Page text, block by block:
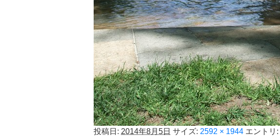
投稿日: 2014年8月5日 サイズ: 2592 × 1944 エントリ: